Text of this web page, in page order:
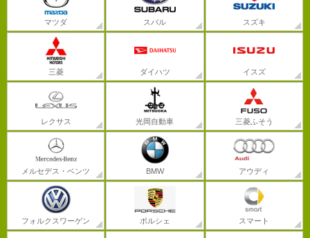
マツダ スバル スズキ
三菱 ダイハツ イスズ
レクサス 光岡自動車 三菱ふそう
メルセデス・ベンツ BMW アウディ
フォルクスワーゲン ポルシェ スマート